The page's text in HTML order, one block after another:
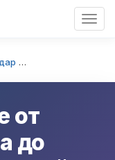
от
до